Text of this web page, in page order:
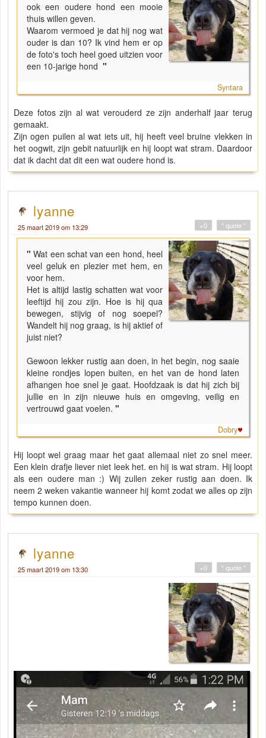
ook een oudere hond een mooie
thuis willen geven.
Waarom vermoed je dat hij nog wat
ouder is dan 10? Ik vind hem er op
de foto's toch heel goed uitzien voor
een 10-jarige hond "
Syntara
Deze fotos zijn al wat verouderd ze zijn anderhalf jaar terug
gemaakt.
Zijn ogen puilen al wat iets uit, hij heeft veel bruine vlekken in
het oogwit, zijn gebit natuurlijk en hij loopt wat stram. Daardoor
dat ik dacht dat dit een wat oudere hond is.
lyanne
25 maart 2019 om 13:29 " quote "
+0
"Wat een schat van een hond, heel
veel geluk en plezier met hem, en
voor hem.
Het is altijd lastig schatten wat voor
leeftijd hij zou zijn. Hoe is hij qua
bewegen, stijvig of nog soepel?
Wandelt hij nog graag, is hij aktief of
juist niet?
Gewoon lekker rustig aan doen, in het begin, nog saaie
kleine rondjes lopen buiten, en het van de hond laten
afhangen hoe snel je gaat. Hoofdzaak is dat hij zich bij
jullie en in zijn nieuwe huis en omgeving, veilig en
vertrouwd gaat voelen. "
Dobry
Hij loopt wel graag maar het gaat allemaal niet zo snel meer.
Een klein drafje liever niet leek het. en hij is wat stram. Hij loopt
als een oudere man :) Wij zullen zeker rustig aan doen. Ik
neem 2 weken vakantie wanneer hij komt zodat we alles op zijn
tempo kunnen doen.
lyanne
25 maart 2019 om 13:30 " quote "
+0